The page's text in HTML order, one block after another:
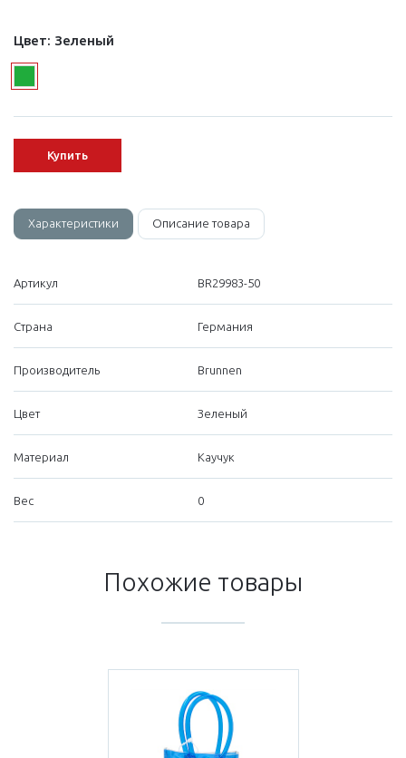
Цвет: Зеленый
Купить
Характеристики Описание товара
Артикул BR29983-50
Страна Германия
Производитель Brunnen
Цвет Зеленый
Материал Каучук
Вес 0
Похожие товары